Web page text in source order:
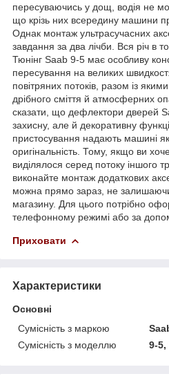
пересуваючись у дощ, водія не
що крізь них всередину машини
Однак монтаж ультрасучасних
завдання за два лічби. Вся річ в
Тюнінг Saab 9-5 має особливу
пересування на великих
повітряних потоків, разом із
дрібного сміття й атмосферних
сказати, що дефлектори дверей
захисну, але й декоративну
пристосування надають машині
оригінальність. Тому, якщо ви
виділялося серед потоку іншого
виконайте монтаж додаткових
можна прямо зараз, не
магазину. Для цього потрібно
телефонному режимі або за
Приховати
Характеристики
Основні
Сумісність з маркою
Сумісність з моделлю
9-5,